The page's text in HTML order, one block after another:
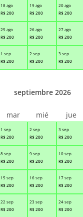
18 ago
R$ 200
19 ago
R$ 200
20 ago
R$ 200
25 ago
R$ 200
26 ago
R$ 200
27 ago
R$ 200
1 sep
R$ 200
2 sep
R$ 200
3 sep
R$ 200
1 sep
R$ 200
2 sep
R$ 200
3 sep
R$ 200
8 sep
R$ 200
9 sep
R$ 200
10 sep
R$ 200
15 sep
R$ 200
16 sep
R$ 200
17 sep
R$ 200
22 sep
R$ 200
23 sep
R$ 200
24 sep
R$ 200
septiembre 2026
mar mié jue